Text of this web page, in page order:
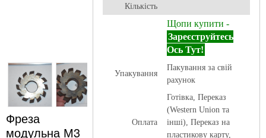
Фреза
модульна М3
Кількість
Щопи купити -
Зареєструйтесь
Ось Тут!
Упакування
Пакування за свій
рахунок
Оплата
Готівка, Переказ
(Western Union та
інші), Переказ на
пластикову карту,